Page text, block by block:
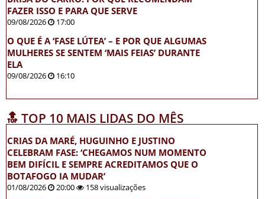
FAZER ISSO E PARA QUE SERVE
09/08/2026 17:00
O QUE É A ‘FASE LÚTEA’ – E POR QUE ALGUMAS
MULHERES SE SENTEM ‘MAIS FEIAS’ DURANTE
ELA
09/08/2026 16:10
🔝 TOP 10 MAIS LIDAS DO MÊS
CRIAS DA MARÉ, HUGUINHO E JUSTINO
CELEBRAM FASE: ‘CHEGAMOS NUM MOMENTO
BEM DIFÍCIL E SEMPRE ACREDITAMOS QUE O
BOTAFOGO IA MUDAR’
01/08/2026 20:00 158 visualizações